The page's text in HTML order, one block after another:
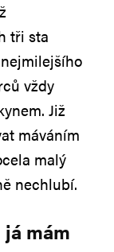
tři sta
vždy
Již
máváním
malý
nechlubí.
mám